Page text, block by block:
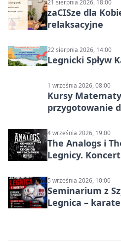
21 sierpnia 2026, 18:00
zaCISze dla
relaksacyjne
22 sierpnia 2026, 14:00
Legnicki Spływ
1 września 2026, 08:00
Kursy
przygotowanie
4 września 2026, 19:00
The Analogs i
Legnicy.
5 września 2026, 10:00
Seminarium z
Legnica –